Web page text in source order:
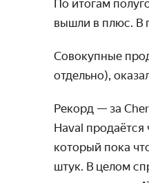
По итогам
вышли в плюс. В
Совокупные
отдельно),
Рекорд — за
Haval
который пока
штук. В целом